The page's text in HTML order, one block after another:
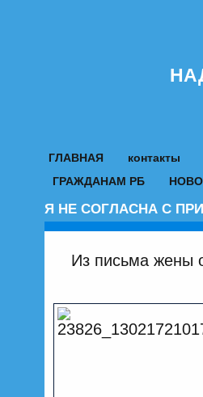
ГЛАВНАЯ контакты
ГРАЖДАНАМ РБ
Я НЕ СОГЛАСНА С
Из письма жены